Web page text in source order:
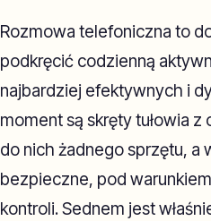
Rozmowa telefoniczna to
podkręcić codzienną
najbardziej efektywnych i
moment są skręty tułowia
do nich żadnego sprzętu, a
bezpieczne, pod
kontroli. Sednem jest